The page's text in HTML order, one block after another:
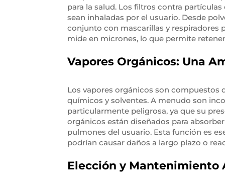
para la salud. Los filtros contra
sean inhaladas por el usuario. Desde
conjunto con mascarillas y respiradores
mide en micrones, lo que permite
Vapores Orgánicos: Una
Los vapores orgánicos son
químicos y solventes. A menudo son
particularmente peligrosa, ya que su
orgánicos están diseñados para
pulmones del usuario. Esta función es
podrían causar daños a largo plazo o
Elección y Mantenimiento